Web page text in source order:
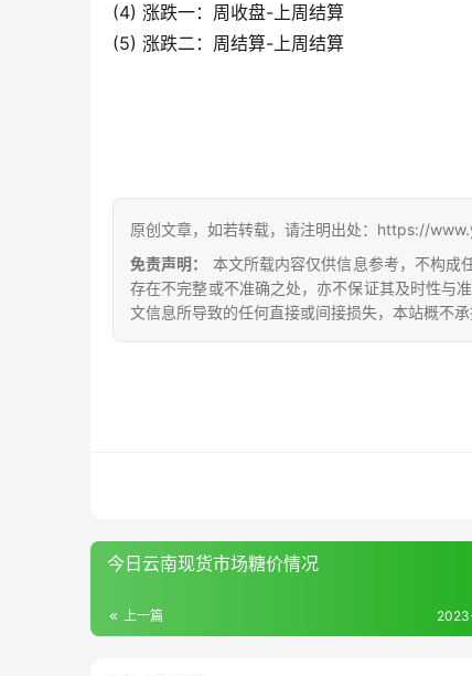
(4) 涨跌一：周收盘-上周结算
(5) 涨跌二：周结算-上周结算
原创文章，如若转载，请注明出处：https://
免责声明：
本文所载内容仅供信息参考，不构成
存在不完整或不准确之处，亦不保证其及时性与
文信息所导致的任何直接或间接损失，本站概不承
今日云南现货市场糖价情况
上一篇